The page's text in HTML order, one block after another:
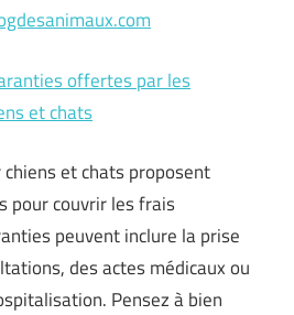
offertes par les
et chats
et chats proposent
pour couvrir les frais
peuvent inclure la prise
des actes médicaux ou
Pensez à bien